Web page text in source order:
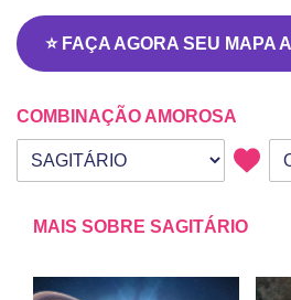
⭐ FAÇA AGORA SEU MAPA
COMBINAÇÃO AMOROSA
Seu signo
Signo da outra pessoa
MAIS SOBRE SAGITÁRIO